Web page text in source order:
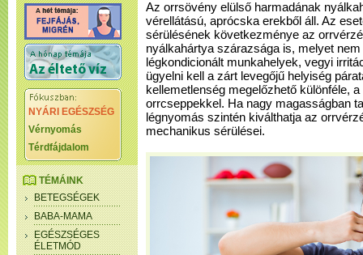
NYÁRI EGÉSZSÉG
Vérnyomás
Térdfájdalom
TÉMÁINK
BETEGSÉGEK
BABA-MAMA
EGÉSZSÉGES
ÉLETMÓD
Az orrsövény elülső harmadának
vérellátású, aprócska erekből áll. Az
sérülésének következménye az
nyálkahártya szárazsága is, melyet
légkondicionált munkahelyek, vegyi
ügyelni kell a zárt levegőjű helyiség
kellemetlenség megelőzhető különféle,
orrcseppekkel. Ha nagy magasságban
légnyomás szintén kiválthatja az
mechanikus sérülései.